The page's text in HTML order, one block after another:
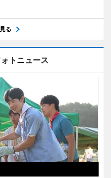
る
トニュース